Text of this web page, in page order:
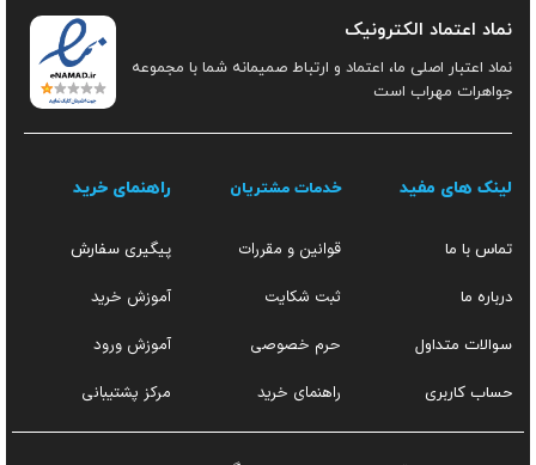
نماد اعتماد الکترونیک
نماد اعتبار اصلی ما، اعتماد و ارتباط صمیمانه شما با مجموعه
جواهرات مهراب است
لینک های مفید
تماس با ما
درباره ما
سوالات متداول
حساب کاربری
خدمات مشتریان
قوانین و مقررات
ثبت شکایت
حرم خصوصی
راهنمای خرید
راهنمای خرید
پیگیری سفارش
آموزش خرید
آموزش ورود
مرکز پشتیبانی